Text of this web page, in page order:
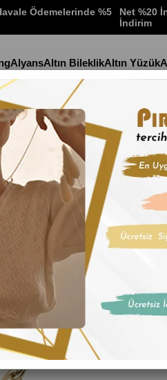
Ödemelerinde %5
Net %20
İndirim
AlyansAltın BileklikAltın Yüzük